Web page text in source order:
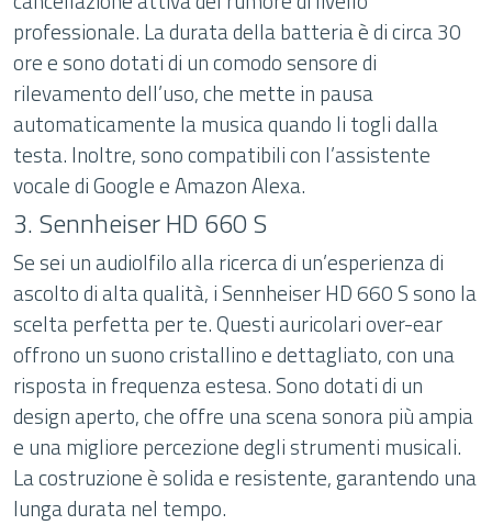
professionale. La durata della batteria è di circa 30
ore e sono dotati di un comodo sensore di
rilevamento dell’uso, che mette in pausa
automaticamente la musica quando li togli dalla
testa. Inoltre, sono compatibili con l’assistente
vocale di Google e Amazon Alexa.
3. Sennheiser HD 660 S
Se sei un audiolfilo alla ricerca di un’esperienza di
ascolto di alta qualità, i Sennheiser HD 660 S sono la
scelta perfetta per te. Questi auricolari over-ear
offrono un suono cristallino e dettagliato, con una
risposta in frequenza estesa. Sono dotati di un
design aperto, che offre una scena sonora più ampia
e una migliore percezione degli strumenti musicali.
La costruzione è solida e resistente, garantendo una
lunga durata nel tempo.